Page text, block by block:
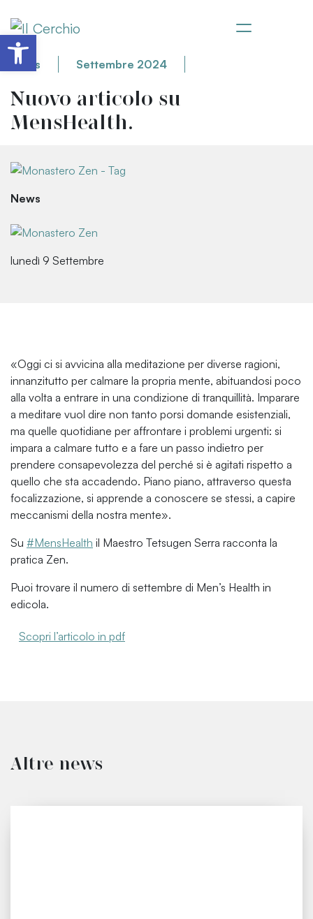
News Settembre 2024
Nuovo articolo su
MensHealth.
News
lunedì 9 Settembre
«Oggi ci si avvicina alla meditazione per diverse ragioni,
innanzitutto per calmare la propria mente, abituandosi poco
alla volta a entrare in una condizione di tranquillità. Imparare
a meditare vuol dire non tanto porsi domande esistenziali,
ma quelle quotidiane per affrontare i problemi urgenti: si
impara a calmare tutto e a fare un passo indietro per
prendere consapevolezza del perché si è agitati rispetto a
quello che sta accadendo. Piano piano, attraverso questa
focalizzazione, si apprende a conoscere se stessi, a capire
meccanismi della nostra mente».
Su #MensHealth il Maestro Tetsugen Serra racconta la
pratica Zen.
Puoi trovare il numero di settembre di Men’s Health in
edicola.
Scopri l’articolo in pdf
Altre news
Apri la barra degli strumenti